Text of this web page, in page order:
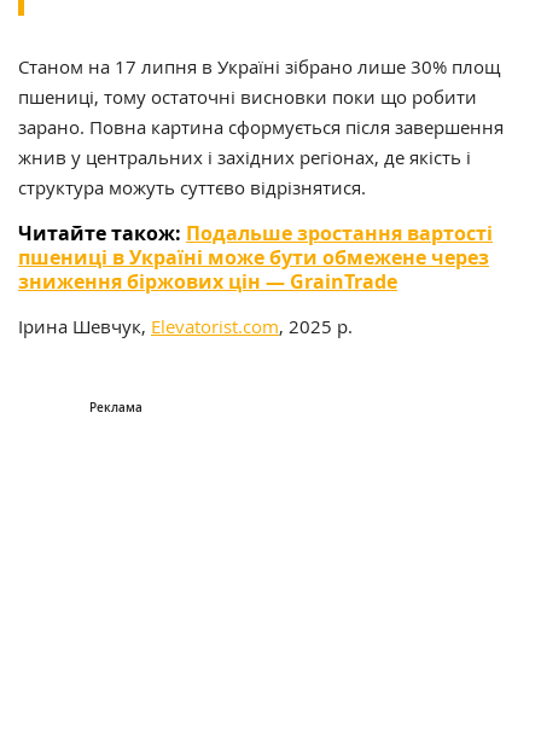
Станом на 17 липня в Україні зібрано лише 30% площ
пшениці, тому остаточні висновки поки що робити
зарано. Повна картина сформується після завершення
жнив у центральних і західних регіонах, де якість і
структура можуть суттєво відрізнятися.
Читайте також: Подальше зростання вартості
пшениці в Україні може бути обмежене через
зниження біржових цін — GrainTrade
Ірина Шевчук, Elevatorist.com, 2025 р.